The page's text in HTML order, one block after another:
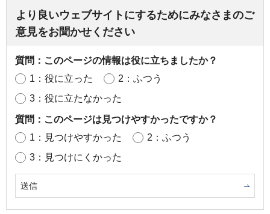
より良いウェブサイトにするためにみなさまのご
意見をお聞かせください
質問：このページの情報は役に立ちましたか？
1：役に立った
2：ふつう
3：役に立たなかった
質問：このページは見つけやすかったですか？
1：見つけやすかった
2：ふつう
3：見つけにくかった